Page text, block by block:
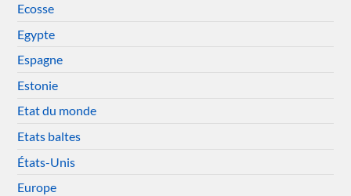
Ecosse
Egypte
Espagne
Estonie
Etat du monde
Etats baltes
États-Unis
Europe